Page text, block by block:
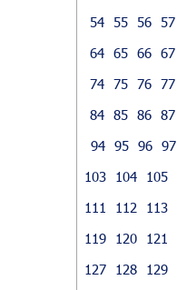
54 55 56 57
64 65 66 67
74 75 76 77
84 85 86 87
94 95 96 97
103
104 105
111
112 113
119
120 121
127
128 129